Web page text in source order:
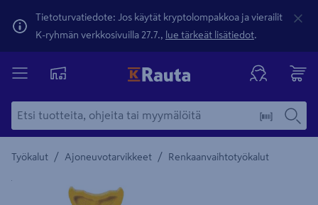
Tietoturvatiedote: Jos käytät kryptolompakkoa ja vierailit
K-ryhmän verkkosivuilla 27.7., lue tärkeät lisätiedot.
Työkalut / Ajoneuvotarvikkeet / Renkaanvaihtotyökalut
Yksityiskohtainen kuvaus löytyy Tuotteen kuvaus -